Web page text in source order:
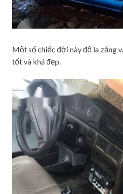
Một số chiếc đời này độ la zăng
tốt và khá đẹp.